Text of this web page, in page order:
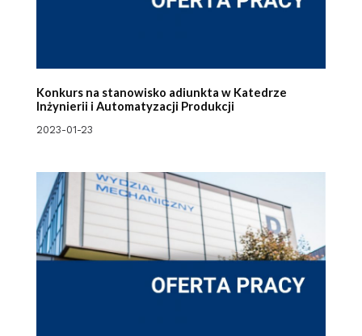
Konkurs na stanowisko adiunkta w Katedrze
Inżynierii i Automatyzacji Produkcji
2023-01-23